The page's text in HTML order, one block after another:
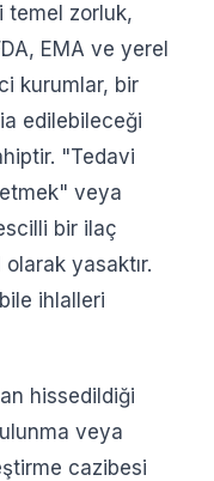
temel zorluk,
EMA ve yerel
kurumlar, bir
edilebileceği
"Tedavi
veya
bir ilaç
yasaktır.
ihlalleri
hissedildiği
veya
cazibesi